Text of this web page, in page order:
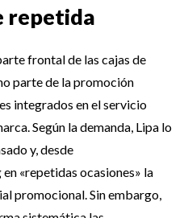
repetida
frontal de las cajas de
parte de la promoción
integrados en el servicio
Según la demanda, Lipa lo
y, desde
«repetidas ocasiones» la
promocional. Sin embargo,